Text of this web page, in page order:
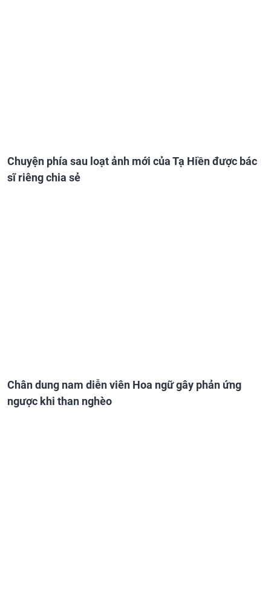
Chuyện phía sau loạt ảnh mới của Tạ Hiền được bác
sĩ riêng chia sẻ
Chân dung nam diễn viên Hoa ngữ gây phản ứng
ngược khi than nghèo